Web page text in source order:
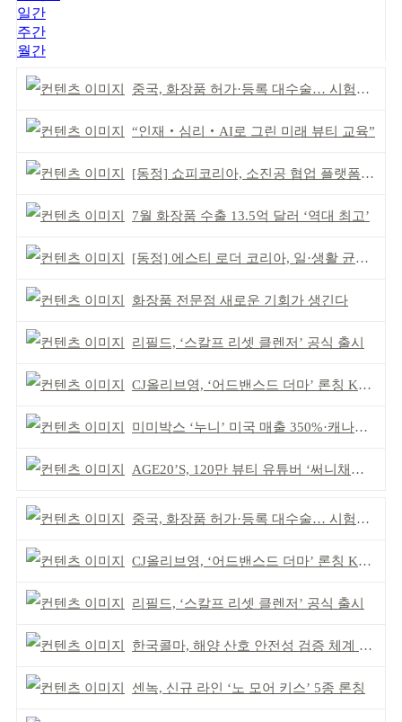
일간
주간
월간
중국, 화장품 허가·등록 대수술… 시험자료 공용 허용
“인재‧심리‧AI로 그린 미래 뷰티 교육”
[동정] 쇼피코리아, 소진공 협업 플랫폼 선정
7월 화장품 수출 13.5억 달러 ‘역대 최고’
[동정] 에스티 로더 코리아, 일·생활 균형 우수 기업
화장품 전문점 새로운 기회가 생긴다
리필드, ‘스칼프 리셋 클렌저’ 공식 출시
CJ올리브영, ‘어드밴스드 더마’ 론칭 K더마 육성 박차
미미박스 ‘누니’ 미국 매출 350%·캐나다 713% 증가
AGE20’S, 120만 뷰티 유튜버 ‘써니채널’ 공동개발
중국, 화장품 허가·등록 대수술… 시험자료 공용 허용
CJ올리브영, ‘어드밴스드 더마’ 론칭 K더마 육성 박차
리필드, ‘스칼프 리셋 클렌저’ 공식 출시
한국콜마, 해양 산호 안전성 검증 체계 구축
센녹, 신규 라인 ‘노 모어 키스’ 5종 론칭